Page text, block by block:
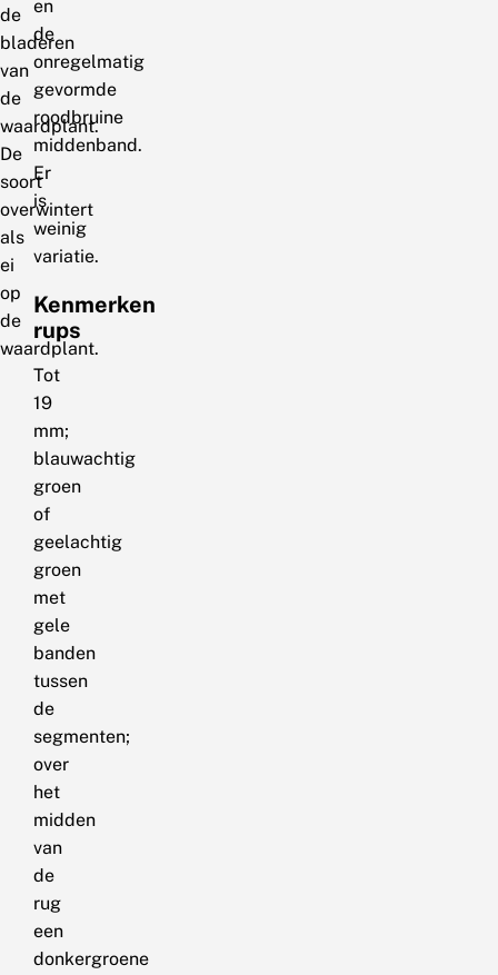
de
bladeren
van
de
waardplant.
De
soort
overwintert
als
ei
op
de
waardplant.
en
de
onregelmatig
gevormde
roodbruine
middenband.
Er
is
weinig
variatie.
Kenmerken
rups
Tot
19
mm;
blauwachtig
groen
of
geelachtig
groen
met
gele
banden
tussen
de
segmenten;
over
het
midden
van
de
rug
een
donkergroene